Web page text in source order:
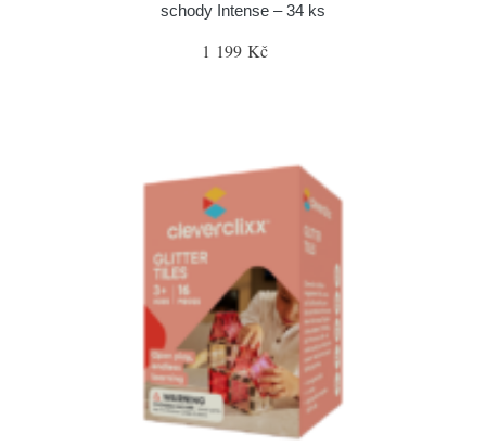
schody Intense – 34 ks
1 199 Kč